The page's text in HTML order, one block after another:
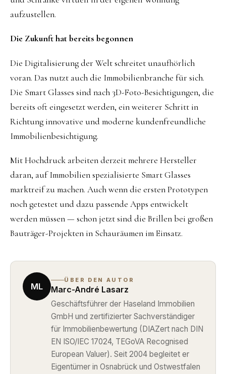
aufzustellen.
Die Zukunft hat bereits begonnen
Die Digitalisierung der Welt schreitet unaufhörlich
voran. Das nutzt auch die Immobilienbranche für sich.
Die Smart Glasses sind nach 3D-Foto-Besichtigungen, die
bereits oft eingesetzt werden, ein weiterer Schritt in
Richtung innovative und moderne kundenfreundliche
Immobilienbesichtigung.
Mit Hochdruck arbeiten derzeit mehrere Hersteller
daran, auf Immobilien spezialisierte Smart Glasses
marktreif zu machen. Auch wenn die ersten Prototypen
noch getestet und dazu passende Apps entwickelt
werden müssen — schon jetzt sind die Brillen bei großen
Bauträger-Projekten in Schauräumen im Einsatz.
ML
ÜBER DEN AUTOR
Marc-André Lasarz
Geschäftsführer der Haseland Immobilien
GmbH und zertifizierter Sachverständiger
für Immobilienbewertung (DIAZert nach DIN
EN ISO/IEC 17024, TEGoVA Recognised
European Valuer). Seit 2004 begleitet er
Eigentümer in Osnabrück und Ostwestfalen